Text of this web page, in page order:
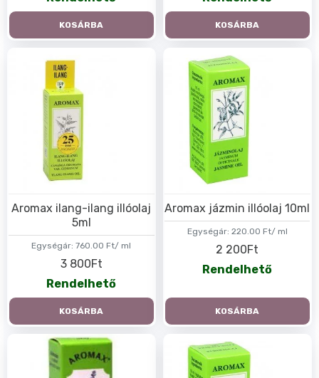
KOSÁRBA KOSÁRBA
Egységár: 760.00 Ft/ ml
Aromax ilang-ilang illóolaj
5ml
3 800Ft
Rendelhető
KOSÁRBA
Egységár: 220.00 Ft/ ml
Aromax jázmin illóolaj 10ml
2 200Ft
Rendelhető
KOSÁRBA